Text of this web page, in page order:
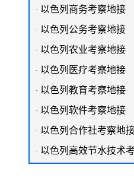
· 以色列商务考察地接
· 以色列公务考察地接
· 以色列农业考察地接
· 以色列医疗考察地接
· 以色列教育考察地接
· 以色列软件考察地接
· 以色列合作社考察地
· 以色列高效节水技术